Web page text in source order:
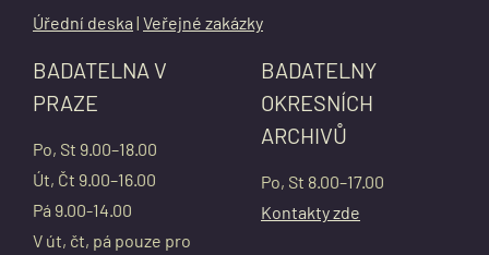
Úřední deska | Veřejné zakázky
BADATELNA V
PRAZE
Po, St 9.00–18.00
Út, Čt 9.00–16.00
Pá 9.00-14.00
V út, čt, pá pouze pro
BADATELNY
OKRESNÍCH
ARCHIVŮ
Po, St 8.00–17.00
Kontakty zde